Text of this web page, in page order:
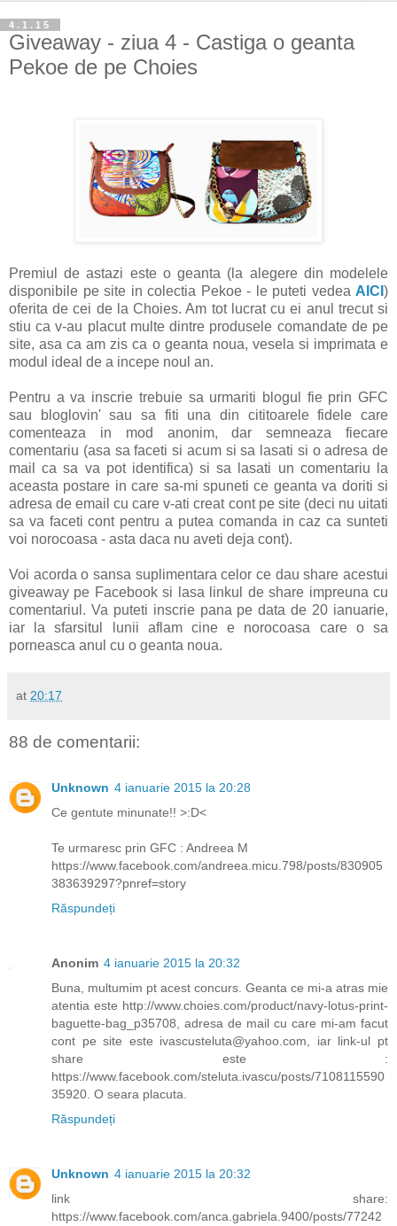
4.1.15
Giveaway - ziua 4 - Castiga o geanta
Pekoe de pe Choies
Premiul de astazi este o geanta (la alegere din modelele
disponibile pe site in colectia Pekoe - le puteti vedea AICI )
oferita de cei de la Choies. Am tot lucrat cu ei anul trecut si
stiu ca v-au placut multe dintre produsele comandate de pe
site, asa ca am zis ca o geanta noua, vesela si imprimata e
modul ideal de a incepe noul an.
Pentru a va inscrie trebuie sa urmariti blogul fie prin GFC
sau bloglovin' sau sa fiti una din cititoarele fidele care
comenteaza in mod anonim, dar semneaza fiecare
comentariu (asa sa faceti si acum si sa lasati si o adresa de
mail ca sa va pot identifica) si sa lasati un comentariu la
aceasta postare in care sa-mi spuneti ce geanta va doriti si
adresa de email cu care v-ati creat cont pe site (deci nu uitati
sa va faceti cont pentru a putea comanda in caz ca sunteti
voi norocoasa - asta daca nu aveti deja cont).
Voi acorda o sansa suplimentara celor ce dau share acestui
giveaway pe Facebook si lasa linkul de share impreuna cu
comentariul. Va puteti inscrie pana pe data de 20 ianuarie,
iar la sfarsitul lunii aflam cine e norocoasa care o sa
porneasca anul cu o geanta noua.
at 20:17
88 de comentarii:
Unknown 4 ianuarie 2015 la 20:28
Ce gentute minunate!! >:D<
Te urmaresc prin GFC : Andreea M
https://www.facebook.com/andreea.micu.798/posts/830905
383639297?pnref=story
Răspundeți
Anonim 4 ianuarie 2015 la 20:32
Buna, multumim pt acest concurs. Geanta ce mi-a atras mie
atentia este http://www.choies.com/product/navy-lotus-print-
baguette-bag_p35708, adresa de mail cu care mi-am facut
cont pe site este ivascusteluta@yahoo.com, iar link-ul pt
share este :
https://www.facebook.com/steluta.ivascu/posts/7108115590
35920. O seara placuta.
Răspundeți
Unknown 4 ianuarie 2015 la 20:32
link share:
https://www.facebook.com/anca.gabriela.9400/posts/77242